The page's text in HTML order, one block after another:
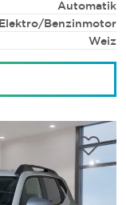
Automatik
Benzinmotor
Weiz